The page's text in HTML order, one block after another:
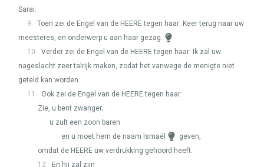
Sarai.
9
Toen zei de Engel van de HEEREtegen haar: Keer terug naar uw
meesteres, en onderwerp u aan haar gezag.
10
Verder zei de Engel van de HEEREtegen haar: Ik zal uw
nageslacht zeer talrijk maken, zodat het vanwege de menigte niet
geteld kan worden.
11
Ook zei de Engel van de HEEREtegen haar:
Zie, u bent zwanger;
u zult een zoon baren
en u moet hem de naam Ismaël
geven,
omdat de HEERE uw verdrukking gehoord heeft.
12
En hij zal zijn